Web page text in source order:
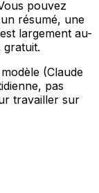
pouvez
résumé, une
largement au-
gratuit.
(Claude
pas
travailler sur